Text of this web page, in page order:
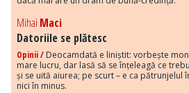
Mihai Maci
Datoriile se plătesc
Opinii / Deocamdată e liniștit: vorbește
mare lucru, dar lasă să se înțeleagă ce
și se uită aiurea; pe scurt – e ca pătrunjelul
nici în minus.